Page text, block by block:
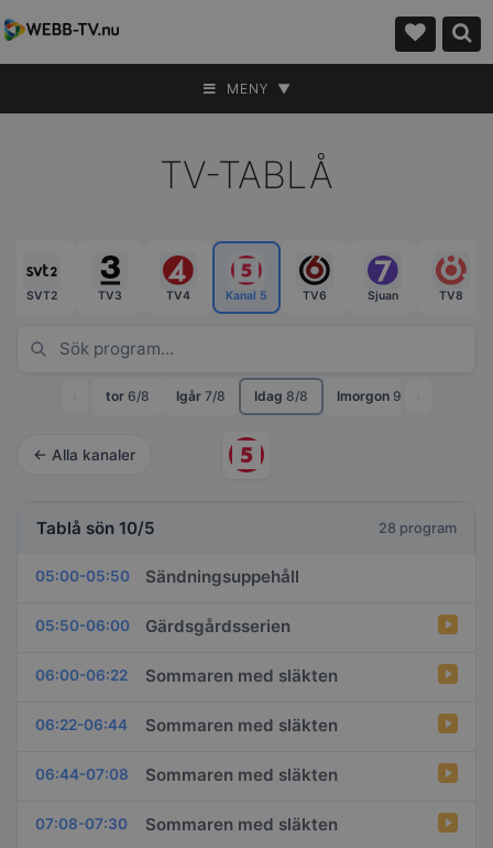
MENY ▼
TV-TABLÅ
SVT2 TV3 TV4 Kanal 5 TV6 Sjuan TV8
‹ tor 6/8 Igår 7/8 Idag 8/8 Imorgon 9/8 ›
← Alla kanaler
Tablå sön 10/5 28 program
05:00-05:50 Sändningsuppehåll
05:50-06:00 Gärdsgårdsserien
06:00-06:22 Sommaren med släkten
06:22-06:44 Sommaren med släkten
06:44-07:08 Sommaren med släkten
07:08-07:30 Sommaren med släkten